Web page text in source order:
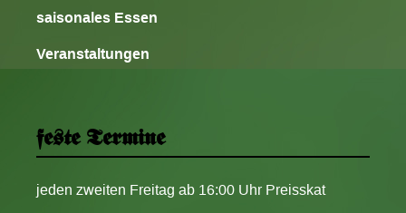
saisonales Essen
Veranstaltungen
feste Termine
jeden zweiten Freitag ab 16:00 Uhr Preisskat